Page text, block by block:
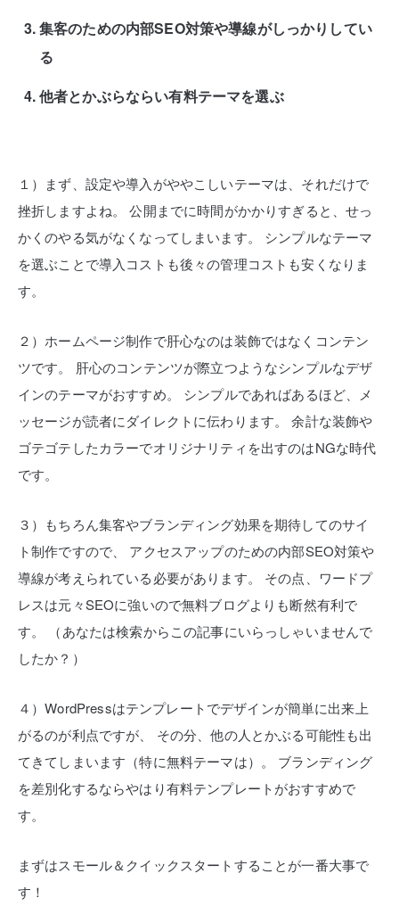
集客のための内部SEO対策や導線がしっかりしてい
る
他者とかぶらならい有料テーマを選ぶ
１）まず、設定や導入がややこしいテーマは、それだけで
挫折しますよね。
公開までに時間がかかりすぎると、せっ
かくのやる気がなくなってしまいます。
シンプルなテーマ
を選ぶことで導入コストも後々の管理コストも安くなりま
す。
２）ホームページ制作で肝心なのは装飾ではなくコンテン
ツです。
肝心のコンテンツが際立つようなシンプルなデザ
インのテーマがおすすめ。
シンプルであればあるほど、メ
ッセージが読者にダイレクトに伝わります。
余計な装飾や
ゴテゴテしたカラーでオリジナリティを出すのはNGな時代
です。
３）もちろん集客やブランディング効果を期待してのサイ
ト制作ですので、
アクセスアップのための内部SEO対策や
導線が考えられている必要があります。
その点、ワードプ
レスは元々SEOに強いので無料ブログよりも断然有利で
す。
（あなたは検索からこの記事にいらっしゃいませんで
したか？）
４）WordPressはテンプレートでデザインが簡単に出来上
がるのが利点ですが、
その分、他の人とかぶる可能性も出
てきてしまいます（特に無料テーマは）。
ブランディング
を差別化するならやはり有料テンプレートがおすすめで
す。
まずはスモール＆クイックスタートすることが一番大事で
す！